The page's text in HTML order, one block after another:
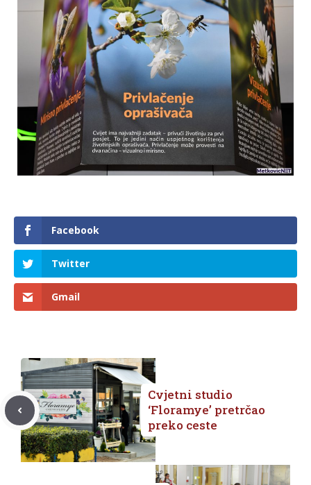
Facebook
Twitter
Gmail
Cvjetni studio
‘Floramye’ pretrčao
preko ceste